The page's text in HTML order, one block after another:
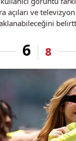
açıları ve
6 8